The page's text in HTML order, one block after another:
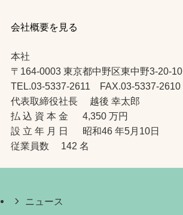
会社概要を見る
本社
〒164-0003 東京都中野区東中野3-20-10
TEL.03-5337-2611 FAX.03-5337-2610
代表取締役社長 越後 幸太郎
払 込 資 本 金 4,350 万円
設 立 年 月 日 昭和46 年5月10日
従業員数 142 名
ニュース